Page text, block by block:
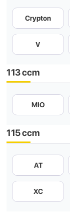
Crypton
V
113 ccm
MIO
115 ccm
AT
XC